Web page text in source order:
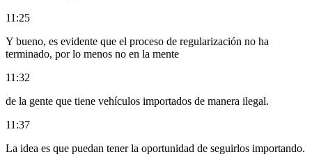
11:25
Y bueno, es evidente que el proceso de regularización no ha
terminado, por lo menos no en la mente
11:32
de la gente que tiene vehículos importados de manera ilegal.
11:37
La idea es que puedan tener la oportunidad de seguirlos importando.